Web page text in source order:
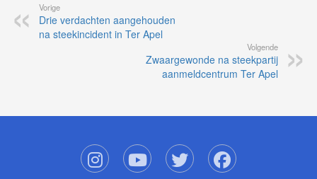
Vorige
Drie verdachten aangehouden
na steekincident in Ter Apel
Volgende
Zwaargewonde na steekpartij
aanmeldcentrum Ter Apel